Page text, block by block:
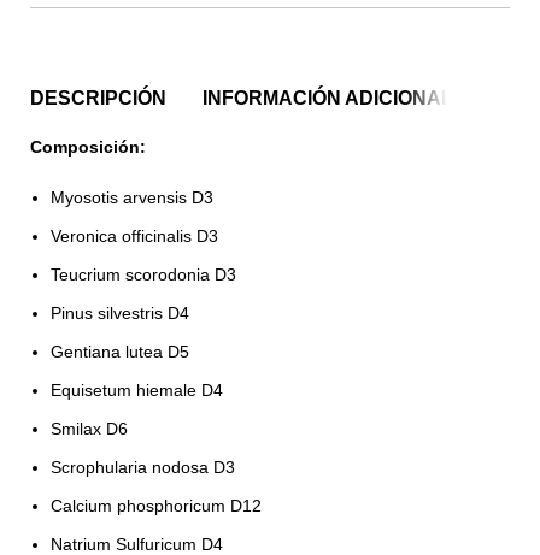
DESCRIPCIÓN INFORMACIÓN ADICIONAL
Composición:
Myosotis arvensis D3
Veronica officinalis D3
Teucrium scorodonia D3
Pinus silvestris D4
Gentiana lutea D5
Equisetum hiemale D4
Smilax D6
Scrophularia nodosa D3
Calcium phosphoricum D12
Natrium Sulfuricum D4